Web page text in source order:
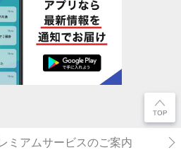
ミアムサービスのご案内